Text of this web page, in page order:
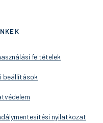
feltételek
beállítások
nyilatkozat